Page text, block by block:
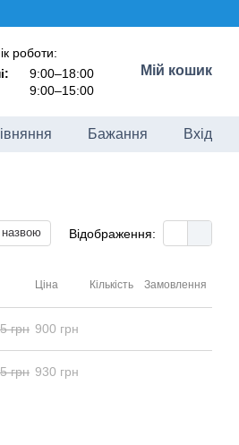
роботи:
9:00–18:00
9:00–15:00
Мій кошик
Бажання Вхід
назвою Відображення:
Ціна Кількість Замовлення
грн 900 грн
грн 930 грн